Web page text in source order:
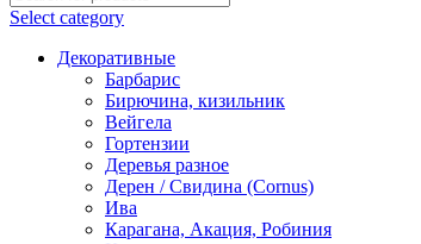
(3
литр
(С3))
quantity
Select category
Декоративные
Барбарис
Бирючина, кизильник
Вейгела
Гортензии
Деревья разное
Дерен / Свидина (Cornus)
Ива
Карагана, Акация, Робиния